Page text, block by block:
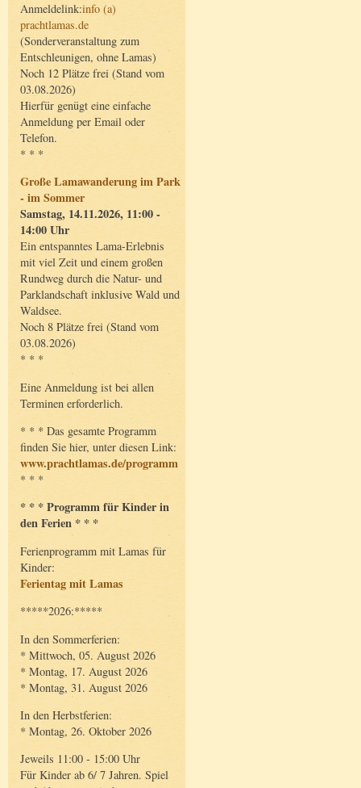
Anmeldelink:info (a)
prachtlamas.de
(Sonderveranstaltung zum
Entschleunigen, ohne Lamas)
Noch 12 Plätze frei (Stand vom
03.08.2026)
Hierfür genügt eine einfache
Anmeldung per Email oder
Telefon.
* * *
Große Lamawanderung im Park
- im Sommer
Samstag, 14.11.2026, 11:00 -
14:00 Uhr
Ein entspanntes Lama-Erlebnis
mit viel Zeit und einem großen
Rundweg durch die Natur- und
Parklandschaft inklusive Wald und
Waldsee.
Noch 8 Plätze frei (Stand vom
03.08.2026)
* * *
Eine Anmeldung ist bei allen
Terminen erforderlich.
* * * Das gesamte Programm
finden Sie hier, unter diesen Link:
www.prachtlamas.de/programm
* * *
* * * Programm für Kinder in
den Ferien * * *
Ferienprogramm mit Lamas für
Kinder:
Ferientag mit Lamas
*****2026:*****
In den Sommerferien:
* Mittwoch, 05. August 2026
* Montag, 17. August 2026
* Montag, 31. August 2026
In den Herbstferien:
* Montag, 26. Oktober 2026
Jeweils 11:00 - 15:00 Uhr
Für Kinder ab 6/ 7 Jahren. Spiel